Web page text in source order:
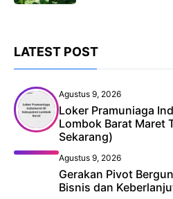
LATEST POST
Agustus 9, 2026
Loker Pramuniaga
Lombok Barat Maret
Sekarang)
Agustus 9, 2026
Gerakan Pivot
Bisnis dan